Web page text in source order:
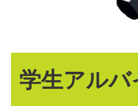
学生アルバ